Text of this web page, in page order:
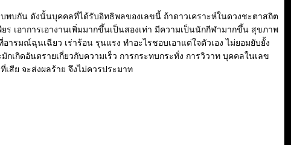
พบกัน ดังนั้นบุคคลที่ได้รับอิทธิพลของเลขนี้ ถ้าดาวเคราะห์ในดวงชะตาสถิต
อาการเอางานเพิ่มมากขึ้นเป็นสองเท่า มีความเป็นนักกีฬามากขึ้น สุขภาพ
รมณ์ฉุนเฉียว เร่าร้อน รุนแรง ทำอะไรชอบเอาแต่ใจตัวเอง ไม่ยอมยับยั้ง
กิดอันตรายเกี่ยวกับความเร็ว การกระทบกระทั่ง การวิวาท บุคคลในเลข
สีย จะส่งผลร้าย จึงไม่ควรประมาท